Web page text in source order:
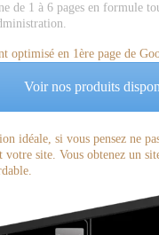
de 1 à 6 pages en formule
optimisé en 1ère page de
Voir nos produits
idéale, si vous pensez ne
votre site. Vous obtenez un